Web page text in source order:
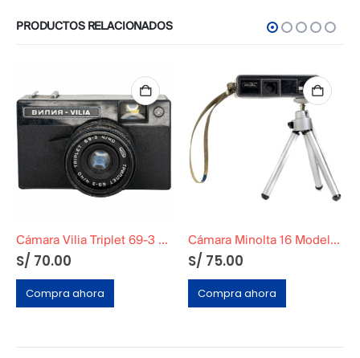
PRODUCTOS RELACIONADOS
Cámara Vilia Triplet 69-3 Rusa Decorativa
S/ 70.00
Compra ahora
Cámara Minolta 16 Modelo P Negra + Trípode
S/ 75.00
Compra ahora